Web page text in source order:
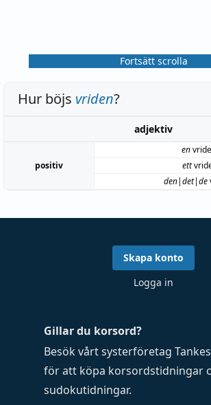
Fortsätt scrolla
Hur böjs vriden?
adjektiv
positiv
en
ett
den|det|de
Gillar du korsord?
Besök vårt systerföretag
för att köpa korsordstidningar
sudokutidningar.
Skapa konto
Logga in